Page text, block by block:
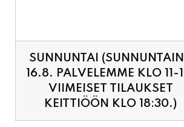
SUNNUNTAI
16.8. PALVELEMME KLO 11-
VIIMEISET TILAUKSET
KEITTIÖÖN KLO 18:30.)